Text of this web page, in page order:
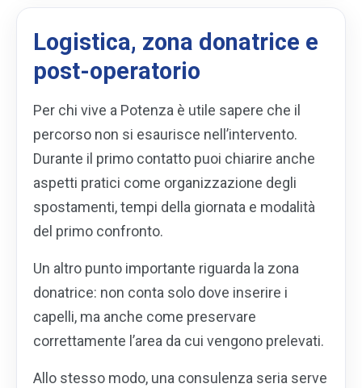
Logistica, zona donatrice e
post-operatorio
Per chi vive a Potenza è utile sapere che il
percorso non si esaurisce nell’intervento.
Durante il primo contatto puoi chiarire anche
aspetti pratici come organizzazione degli
spostamenti, tempi della giornata e modalità
del primo confronto.
Un altro punto importante riguarda la zona
donatrice: non conta solo dove inserire i
capelli, ma anche come preservare
correttamente l’area da cui vengono prelevati.
Allo stesso modo, una consulenza seria serve